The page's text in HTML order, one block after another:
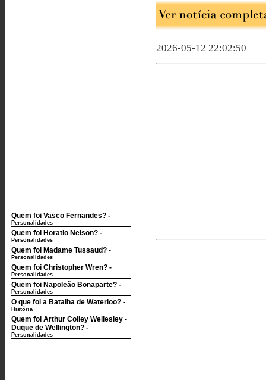
Quem foi Vasco Fernandes? -
Personalidades
Quem foi Horatio Nelson? -
Personalidades
Quem foi Madame Tussaud? -
Personalidades
Quem foi Christopher Wren? -
Personalidades
Quem foi Napoleão Bonaparte? -
Personalidades
O que foi a Batalha de Waterloo? -
História
Quem foi Arthur Colley Wellesley -
Duque de Wellington? -
Personalidades
2026-05-12 22:02:50